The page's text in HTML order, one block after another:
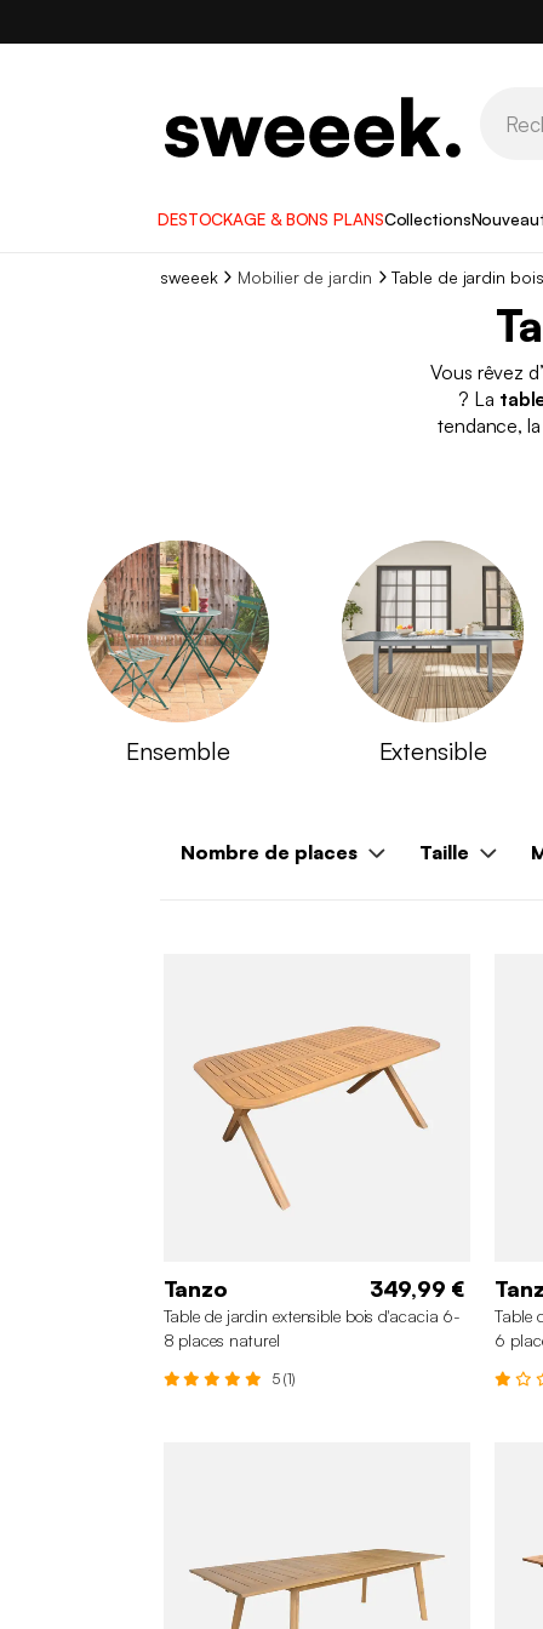
DESTOCKAGE & BONS PLANSCollections
sweeek Mobilier de jardin Table de jardin
Vous rêvez
? La
tendance,
Ensemble Extensible
Nombre de places Taille
Tanzo 349,99 €
Table de jardin extensible bois d'acacia 6-
8 places naturel
5 (1)
Table
6